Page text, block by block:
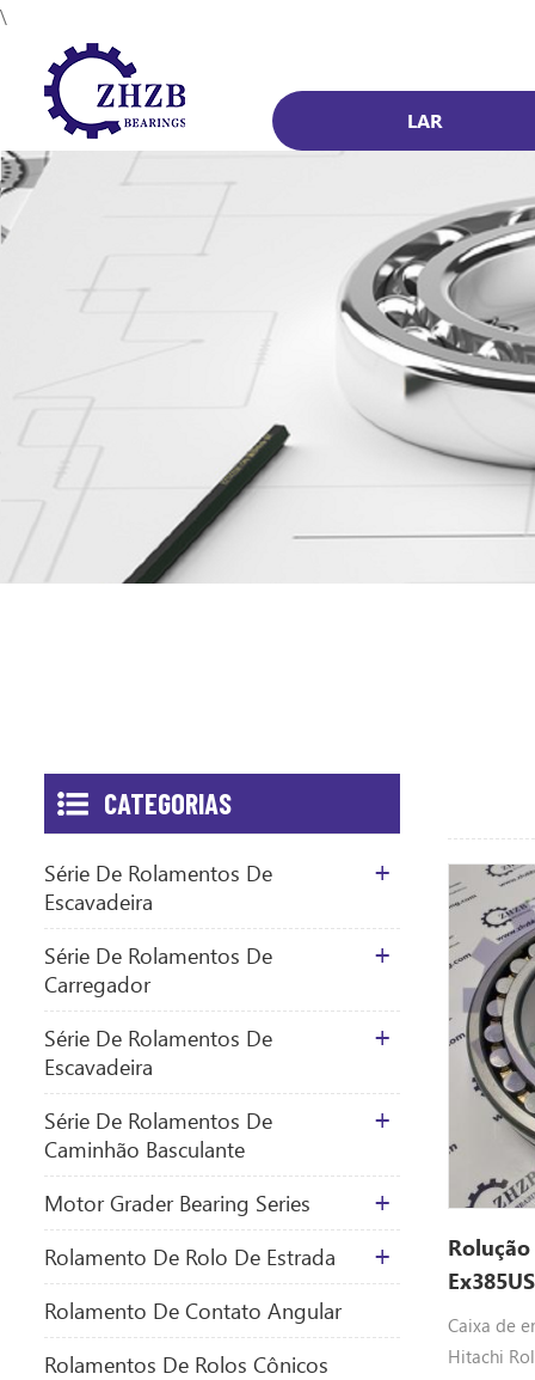
\
LAR
Caixa de
Hitachi
CATEGORIAS
Série De Rolamentos De
Escavadeira
Série De Rolamentos De
Carregador
Série De Rolamentos De
Escavadeira
Série De Rolamentos De
Caminhão Basculante
Motor Grader Bearing Series
Rolamento De Rolo De Estrada
Rolamento De Contato Angular
Rolamentos De Rolos Cônicos